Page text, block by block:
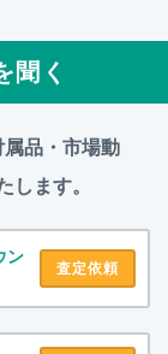
聞く
品・市場動
します。
ン
査定依頼